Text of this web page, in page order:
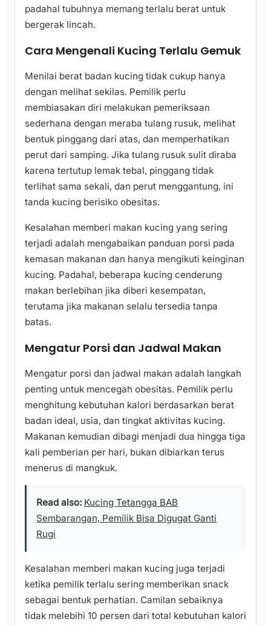
padahal tubuhnya memang terlalu berat untuk
bergerak lincah.
Cara Mengenali Kucing Terlalu Gemuk
Menilai berat badan kucing tidak cukup hanya
dengan melihat sekilas. Pemilik perlu
membiasakan diri melakukan pemeriksaan
sederhana dengan meraba tulang rusuk, melihat
bentuk pinggang dari atas, dan memperhatikan
perut dari samping. Jika tulang rusuk sulit diraba
karena tertutup lemak tebal, pinggang tidak
terlihat sama sekali, dan perut menggantung, ini
tanda kucing berisiko obesitas.
Kesalahan memberi makan kucing yang sering
terjadi adalah mengabaikan panduan porsi pada
kemasan makanan dan hanya mengikuti keinginan
kucing. Padahal, beberapa kucing cenderung
makan berlebihan jika diberi kesempatan,
terutama jika makanan selalu tersedia tanpa
batas.
Mengatur Porsi dan Jadwal Makan
Mengatur porsi dan jadwal makan adalah langkah
penting untuk mencegah obesitas. Pemilik perlu
menghitung kebutuhan kalori berdasarkan berat
badan ideal, usia, dan tingkat aktivitas kucing.
Makanan kemudian dibagi menjadi dua hingga tiga
kali pemberian per hari, bukan dibiarkan terus
menerus di mangkuk.
Read also: Kucing Tetangga BAB
Sembarangan, Pemilik Bisa Digugat Ganti
Rugi
Kesalahan memberi makan kucing juga terjadi
ketika pemilik terlalu sering memberikan snack
sebagai bentuk perhatian. Camilan sebaiknya
tidak melebihi 10 persen dari total kebutuhan kalori